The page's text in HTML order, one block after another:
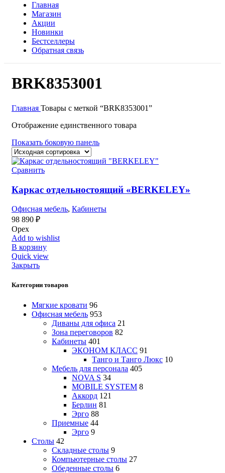
Главная
Магазин
Акции
Новинки
Бестселлеры
Обратная связь
BRK8353001
Закрыть
Категории товаров
Мягкие кровати 96
Офисная мебель 953
Диваны для офиса 21
Зона переговоров 82
Кабинеты 401
ЭКОНОМ КЛАСС 91
Танго и Танго Люкс 10
Мебель для персонала 405
NOVA S 34
MOBILE SYSTEM 8
Аккорд 121
Берлин 81
Эрго 88
Приемные 44
Эрго 9
Столы 42
Складные столы 9
Компьютерные столы 27
Обеденные столы 6
Главная Товары с меткой “BRK8353001”
Отображение единственного товара
Показать боковую панель
Сравнить
Каркас отдельностоящий «BERKELEY»
Офисная мебель, Кабинеты
98 890 ₽
Орех
Add to wishlist
В корзину
Quick view